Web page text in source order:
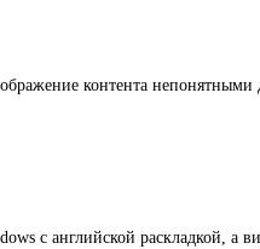
контента непонятными
с английской раскладкой, а